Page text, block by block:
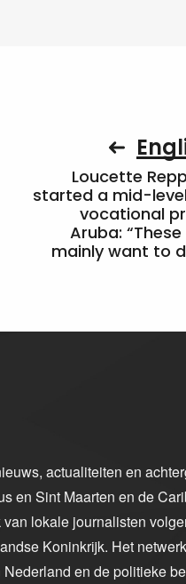
Loucette
started a mid-
vocational
Aruba:
mainly want to
actualiteiten en
en Sint Maarten en de
lokale journalisten
Koninkrijk. Het
en de politieke